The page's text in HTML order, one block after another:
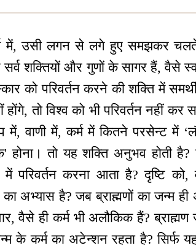
में, उसी लगन से लगे हुए समझकर
सर्व शक्तियों और गुणों के सागर हैं, वैसे
को परिवर्तन करने की शक्ति में
तो विश्व को भी परिवर्तन नहीं कर
वाणी में, कर्म में कितने परसेन्ट में
तो यह शक्ति अनुभव होती है?
करना आता है? दृष्टि को,
अभ्यास है? जब ब्राह्मणों का जन्म
वैसे ही कर्म भी अलौकिक हैं? ब्राह्मण
के कर्म का अटेन्शन रहता है? सिर्फ